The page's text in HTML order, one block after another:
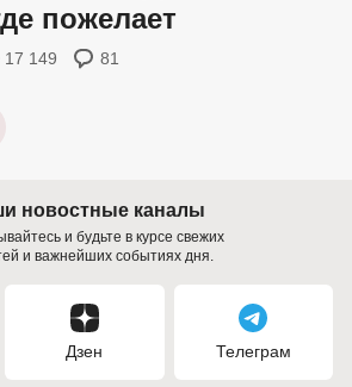
пожелает
17 149 81
новостные каналы
и будьте в курсе свежих
и важнейших событиях дня.
Дзен Телеграм